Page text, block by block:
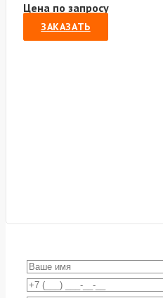
Цена по запросу
ЗАКАЗАТЬ